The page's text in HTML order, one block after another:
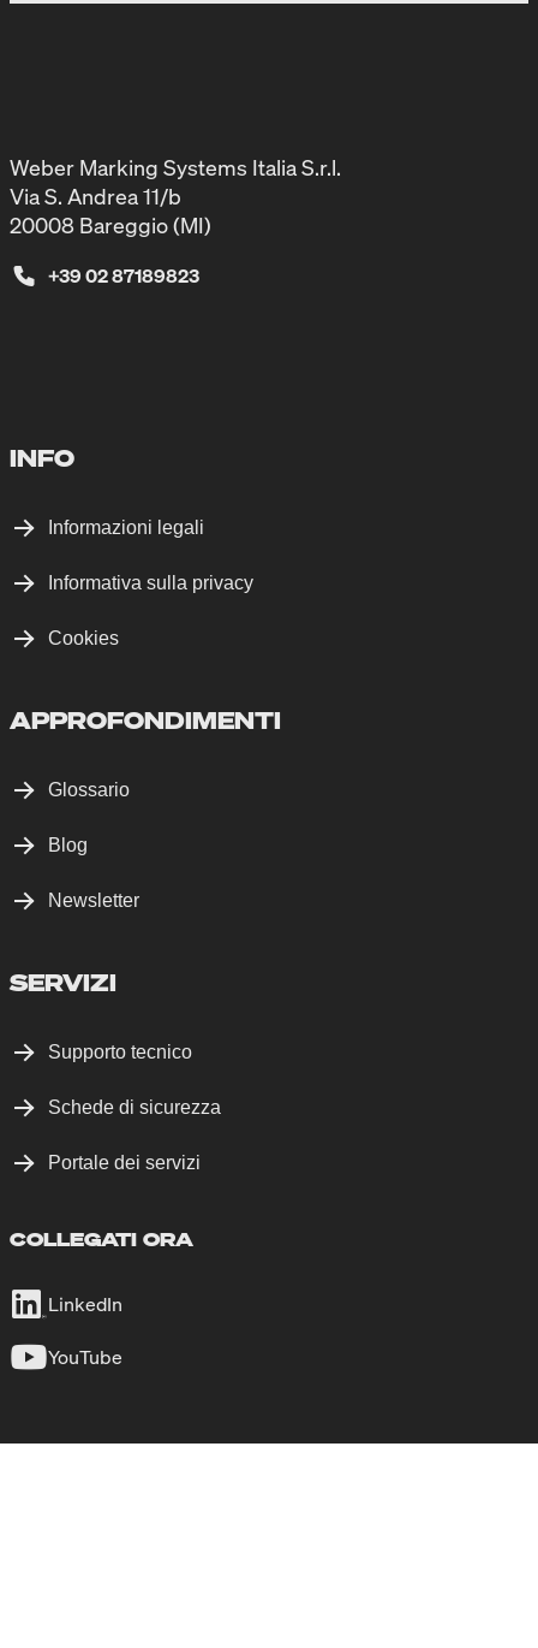
Weber Marking Systems Italia S.r.l.
Via S. Andrea 11/b
20008 Bareggio (MI)
+39 02 87189823
INFO
Informazioni legali
Informativa sulla privacy
Cookies
APPROFONDIMENTI
Glossario
Blog
Newsletter
SERVIZI
Supporto tecnico
Schede di sicurezza
Portale dei servizi
COLLEGATI ORA
LinkedIn
YouTube